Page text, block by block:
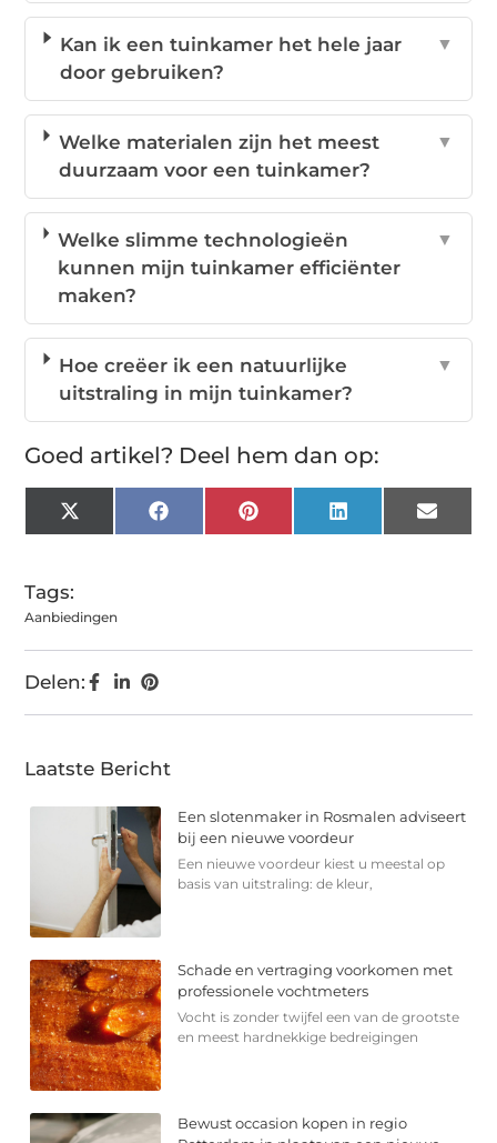
Kan ik een tuinkamer het hele jaar
door gebruiken?
▼
Welke materialen zijn het meest
duurzaam voor een tuinkamer?
▼
Welke slimme technologieën
kunnen mijn tuinkamer efficiënter
maken?
▼
Hoe creëer ik een natuurlijke
uitstraling in mijn tuinkamer?
▼
Goed artikel? Deel hem dan op:
X
(Twitter)
FacebookPinterest LinkedIn Email
Tags:
Aanbiedingen
Delen:
Laatste Bericht
Een slotenmaker in Rosmalen adviseert
bij een nieuwe voordeur
Een nieuwe voordeur kiest u meestal op
basis van uitstraling: de kleur,
Schade en vertraging voorkomen met
professionele vochtmeters
Vocht is zonder twijfel een van de grootste
en meest hardnekkige bedreigingen
Bewust occasion kopen in regio